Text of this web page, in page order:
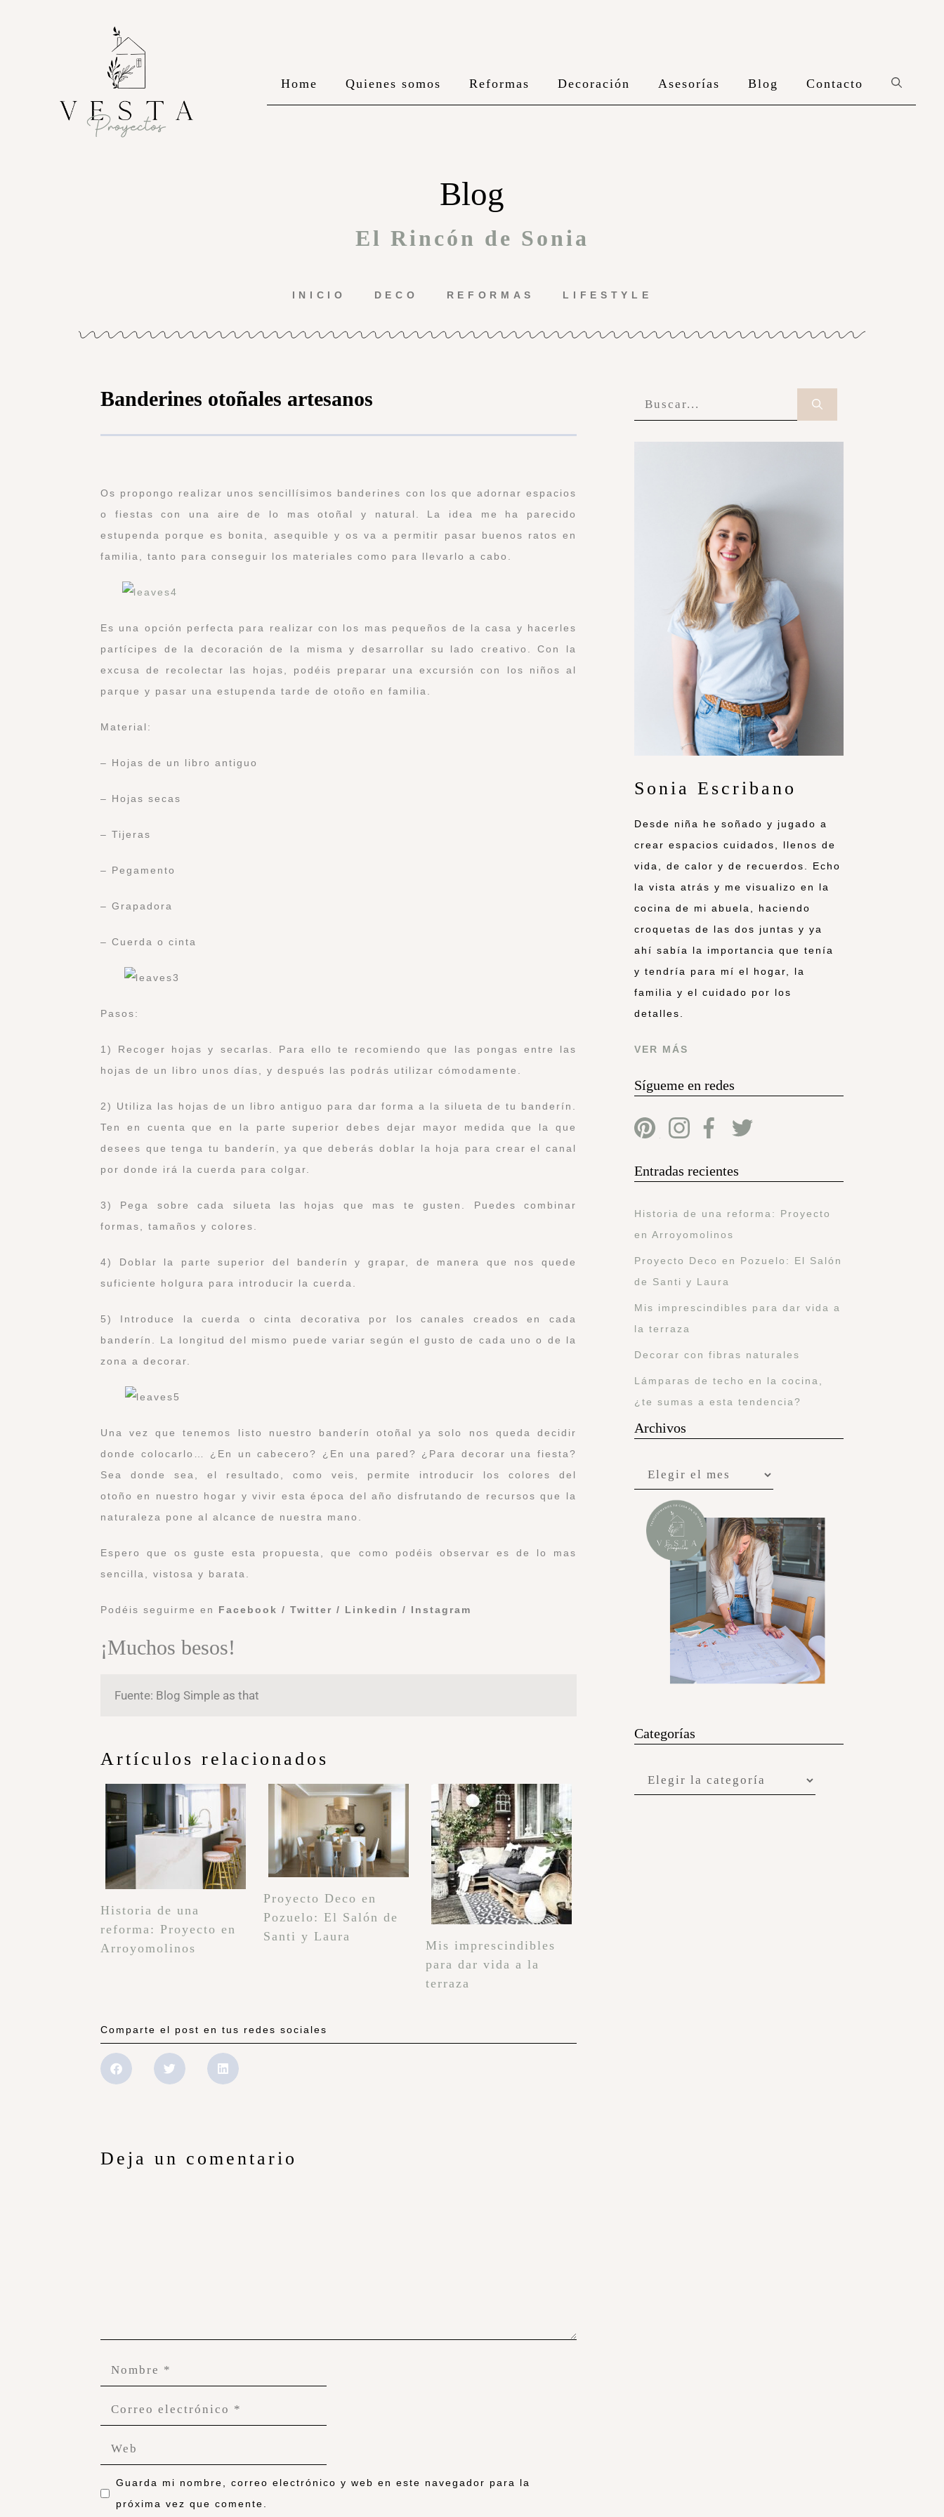
Home Quienes somos Reformas Decoración Asesorías Blog Contacto
Blog
El Rincón de Sonia
INICIO DECO REFORMAS LIFESTYLE
Banderines otoñales artesanos
Os propongo realizar unos sencillísimos banderines con los que adornar espacios
o fiestas con una aire de lo mas otoñal y natural. La idea me ha parecido
estupenda porque es bonita, asequible y os va a permitir pasar buenos ratos en
familia, tanto para conseguir los materiales como para llevarlo a cabo.
Es una opción perfecta para realizar con los mas pequeños de la casa y hacerles
partícipes de la decoración de la misma y desarrollar su lado creativo. Con la
excusa de recolectar las hojas, podéis preparar una excursión con los niños al
parque y pasar una estupenda tarde de otoño en familia.
Material:
– Hojas de un libro antiguo
– Hojas secas
– Tijeras
– Pegamento
– Grapadora
– Cuerda o cinta
Pasos:
1) Recoger hojas y secarlas. Para ello te recomiendo que las pongas entre las
hojas de un libro unos días, y después las podrás utilizar cómodamente.
2) Utiliza las hojas de un libro antiguo para dar forma a la silueta de tu banderín.
Ten en cuenta que en la parte superior debes dejar mayor medida que la que
desees que tenga tu banderín, ya que deberás doblar la hoja para crear el canal
por donde irá la cuerda para colgar.
3) Pega sobre cada silueta las hojas que mas te gusten. Puedes combinar
formas, tamaños y colores.
4) Doblar la parte superior del banderín y grapar, de manera que nos quede
suficiente holgura para introducir la cuerda.
5) Introduce la cuerda o cinta decorativa por los canales creados en cada
banderín. La longitud del mismo puede variar según el gusto de cada uno o de la
zona a decorar.
Una vez que tenemos listo nuestro banderín otoñal ya solo nos queda decidir
donde colocarlo… ¿En un cabecero? ¿En una pared? ¿Para decorar una fiesta?
Sea donde sea, el resultado, como veis, permite introducir los colores del
otoño en nuestro hogar y vivir esta época del año disfrutando de recursos que la
naturaleza pone al alcance de nuestra mano.
Espero que os guste esta propuesta, que como podéis observar es de lo mas
sencilla, vistosa y barata.
Podéis seguirme en Facebook / Twitter / Linkedin / Instagram
¡Muchos besos!
Fuente: Blog Simple as that
Artículos relacionados
Historia de una
reforma: Proyecto en
Arroyomolinos
Proyecto Deco en
Pozuelo: El Salón de
Santi y Laura
Mis imprescindibles
para dar vida a la
terraza
Comparte el post en tus redes sociales
Deja un comentario
Guarda mi nombre, correo electrónico y web en este navegador para la
próxima vez que comente.
Sonia Escribano
Desde niña he soñado y jugado a
crear espacios cuidados, llenos de
vida, de calor y de recuerdos. Echo
la vista atrás y me visualizo en la
cocina de mi abuela, haciendo
croquetas de las dos juntas y ya
ahí sabía la importancia que tenía
y tendría para mí el hogar, la
familia y el cuidado por los
detalles.
VER MÁS
Sígueme en redes
Entradas recientes
Historia de una reforma: Proyecto
en Arroyomolinos
Proyecto Deco en Pozuelo: El Salón
de Santi y Laura
Mis imprescindibles para dar vida a
la terraza
Decorar con fibras naturales
Lámparas de techo en la cocina,
¿te sumas a esta tendencia?
Archivos
Categorías